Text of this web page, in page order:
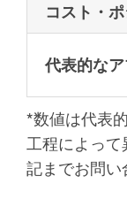
コスト・
代表的な
*数値は代表
工程によっ
記までお問い